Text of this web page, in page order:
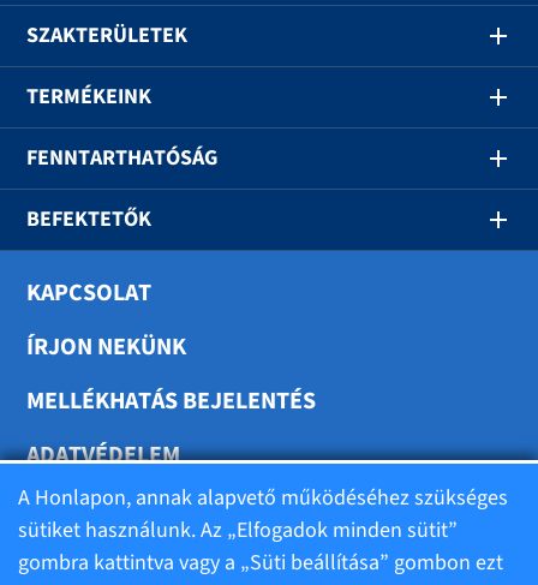
SZAKTERÜLETEK
TERMÉKEINK
FENNTARTHATÓSÁG
BEFEKTETŐK
KAPCSOLAT
ÍRJON NEKÜNK
MELLÉKHATÁS BEJELENTÉS
ADATVÉDELEM
SÜTIK BEÁLLÍTÁSA
A Honlapon, annak alapvető működéséhez szükséges
sütiket használunk. Az „Elfogadok minden sütit”
gombra kattintva vagy a „Süti beállítása” gombon ezt